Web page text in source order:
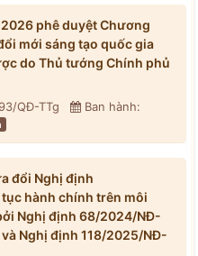
phê duyệt Chương
mới sáng tạo quốc gia
do Thủ tướng Chính phủ
QĐ-TTg
Ban hành:
đổi Nghị định
hành chính trên môi
Nghị định 68/2024/NĐ-
Nghị định 118/2025/NĐ-